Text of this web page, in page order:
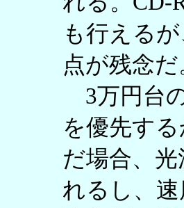
も行える
点が残念だ
3万円台
を優先す
だ場合、
れるし、